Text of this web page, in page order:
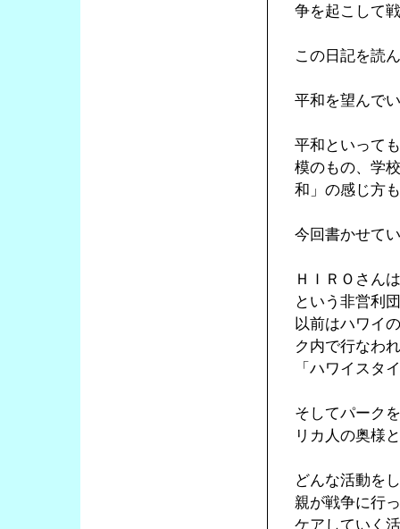
争を起こして
この日記を読
平和を望んで
平和といって
模のもの、学
和」の感じ方
今回書かせて
ＨＩＲＯさん
という非営利
以前はハワイ
ク内で行なわ
「ハワイスタ
そしてパーク
リカ人の奥様
どんな活動を
親が戦争に行
ケアしていく